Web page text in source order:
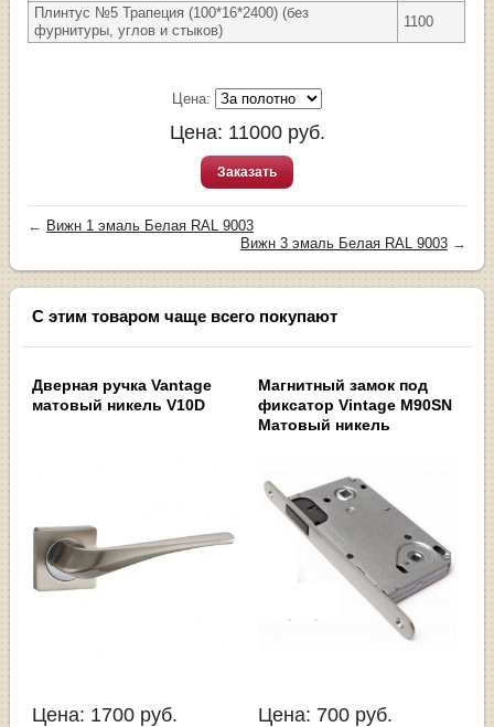
Плинтус №5 Трапеция (100*16*2400) (без
фурнитуры, углов и стыков)
1100
Цена:
Цена: 11000руб.
Заказать
← Вижн 1 эмаль Белая RAL 9003
Вижн 3 эмаль Белая RAL 9003→
С этим товаром чаще всего покупают
Дверная ручка Vantage
матовый никель V10D
Цена: 1700 руб.
Магнитный замок под
фиксатор Vintage M90SN
Матовый никель
Цена: 700 руб.